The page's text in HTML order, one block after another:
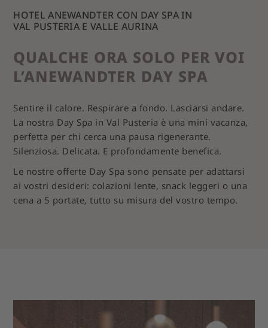
HOTEL ANEWANDTER CON DAY SPA IN
VAL PUSTERIA E VALLE AURINA
QUALCHE ORA SOLO PER VOI
L’ANEWANDTER DAY SPA
Sentire il calore. Respirare a fondo. Lasciarsi andare.
La nostra Day Spa in Val Pusteria è una mini vacanza,
perfetta per chi cerca una pausa rigenerante.
Silenziosa. Delicata. E profondamente benefica.
Le nostre offerte Day Spa sono pensate per adattarsi
ai vostri desideri: colazioni lente, snack leggeri o una
cena a 5 portate, tutto su misura del vostro tempo.